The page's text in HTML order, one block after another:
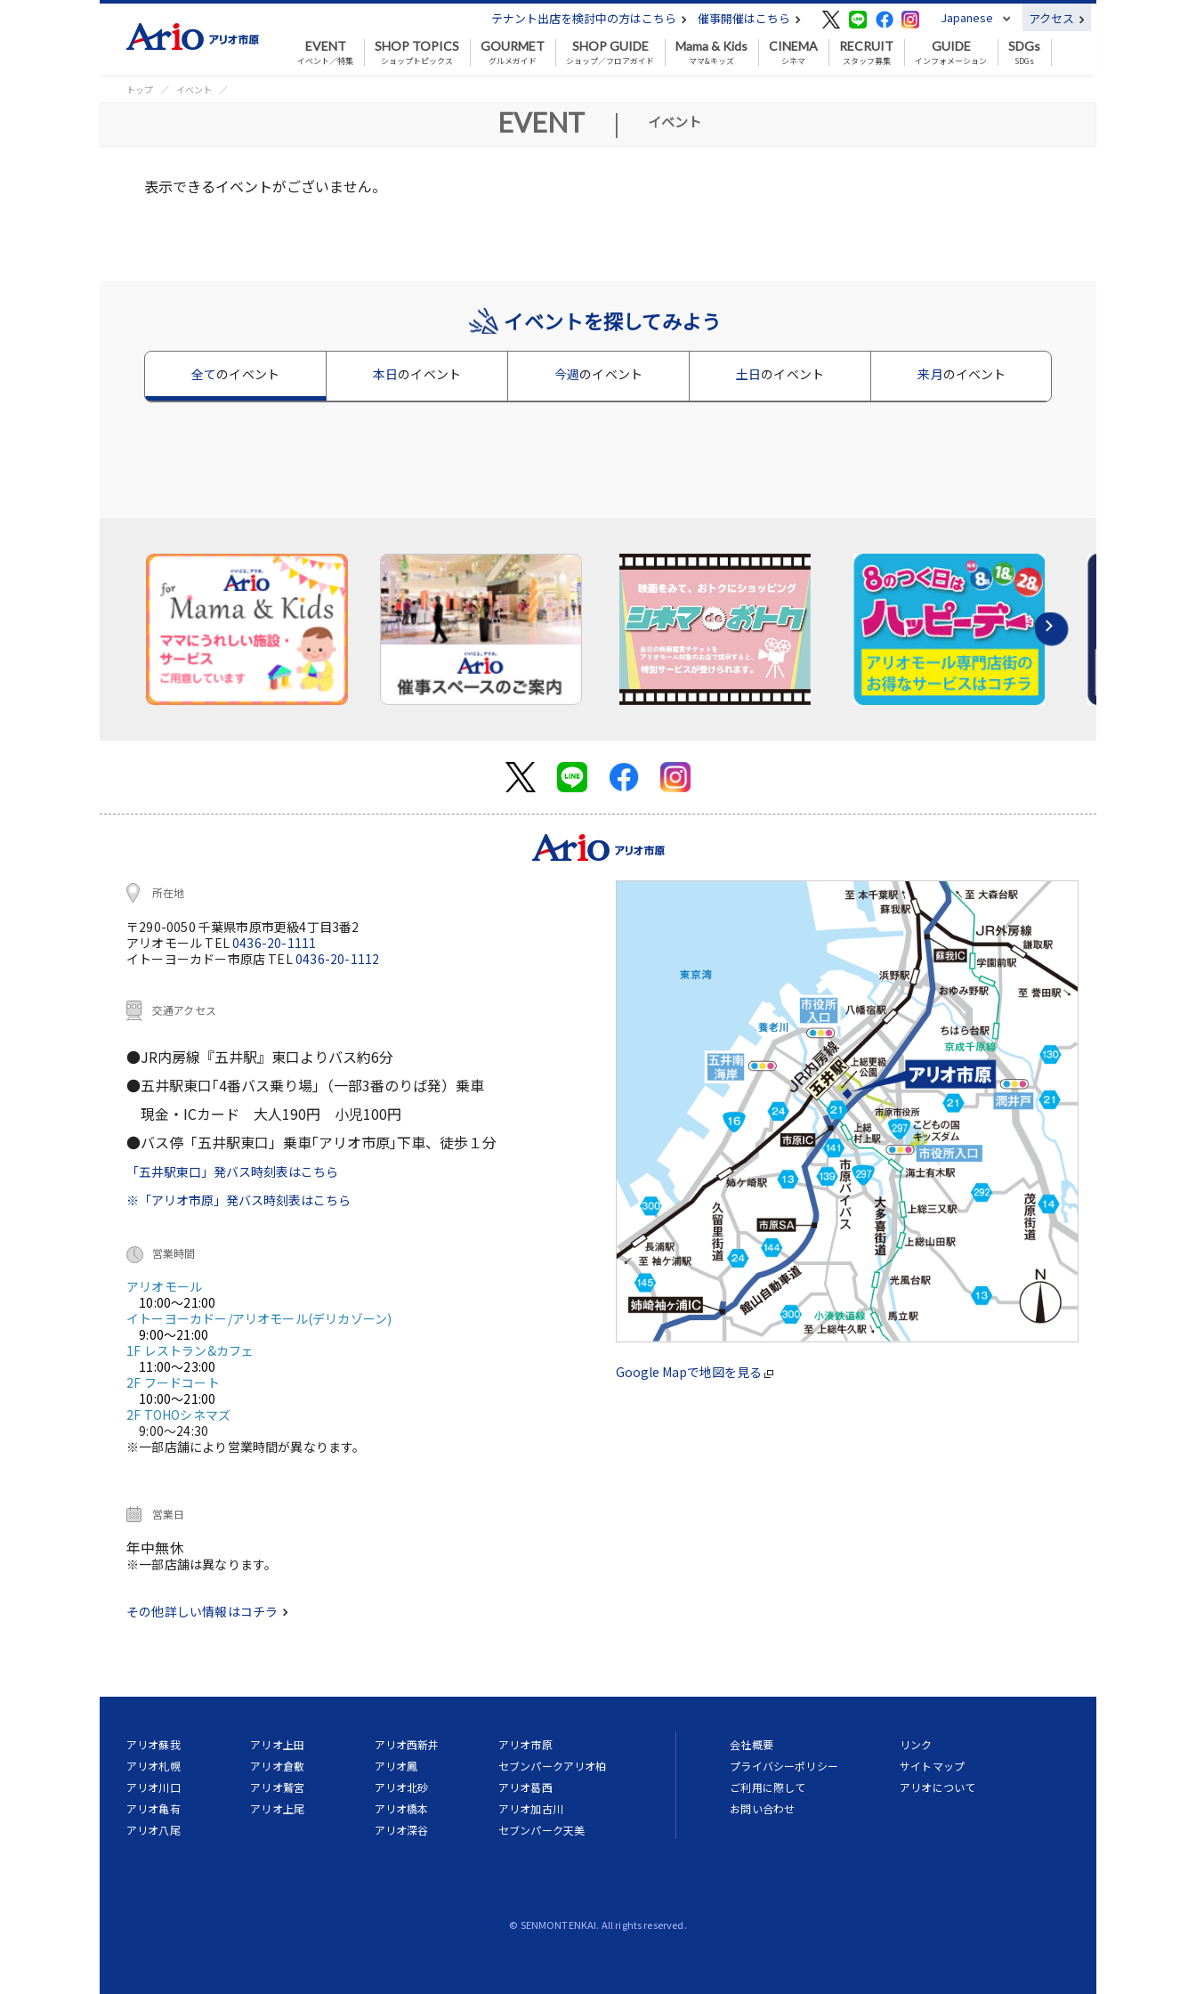
テナント出店を検討中の方はこちら 催事開催はこちら Japanese アクセス
EVENT
イベント／特集
SHOP TOPICS
ショップトピックス
GOURMET
グルメガイド
SHOP GUIDE
ショップ／フロアガイド
Mama & Kids
ママ&キッズ
CINEMA
シネマ
RECRUIT
スタッフ募集
GUIDE
インフォメーション
SDGs
SDGs
トップ イベント
EVENT | イベント
表示できるイベントがございません。
イベントを探してみよう
全てのイベント 本日のイベント 今週のイベント 土日のイベント 来月のイベント
所在地
〒290-0050 千葉県市原市更級4丁目3番2
アリオモール TEL0436-20-1111
イトーヨーカドー市原店 TEL0436-20-1112
交通アクセス
●JR内房線『五井駅』東口よりバス約6分
●五井駅東口｢4番バス乗り場｣（一部3番のりば発）乗車
現金・ICカード 大人190円 小児100円
●バス停「五井駅東口」乗車｢アリオ市原｣下車、徒歩１分
「五井駅東口」発バス時刻表はこちら
※「アリオ市原」発バス時刻表はこちら
営業時間
アリオモール
10:00～21:00
イトーヨーカドー/アリオモール(デリカゾーン)
9:00～21:00
1F レストラン&カフェ
11:00～23:00
2F フードコート
10:00～21:00
2F TOHOシネマズ
9:00～24:30
※一部店舗により営業時間が異なります。
営業日
年中無休
※一部店舗は異なります。
その他詳しい情報はコチラ
Google Mapで地図を見る
アリオ蘇我
アリオ札幌
アリオ川口
アリオ亀有
アリオ八尾
アリオ上田
アリオ倉敷
アリオ鷲宮
アリオ上尾
アリオ西新井
アリオ鳳
アリオ北砂
アリオ橋本
アリオ深谷
アリオ市原
セブンパークアリオ柏
アリオ葛西
アリオ加古川
セブンパーク天美
会社概要
プライバシーポリシー
ご利用に際して
お問い合わせ
リンク
サイトマップ
アリオについて
© SENMONTENKAI. All rights reserved.